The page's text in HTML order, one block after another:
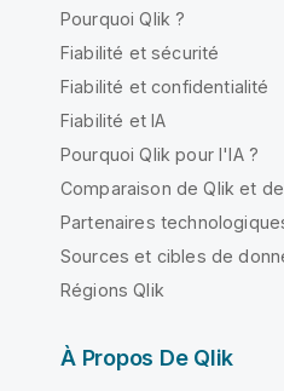
Pourquoi Qlik ?
Fiabilité et sécurité
Fiabilité et confidentialité
Fiabilité et IA
Pourquoi Qlik pour l'IA ?
Comparaison de Qlik et
Partenaires
Sources et cibles de
Régions Qlik
À Propos De Qlik